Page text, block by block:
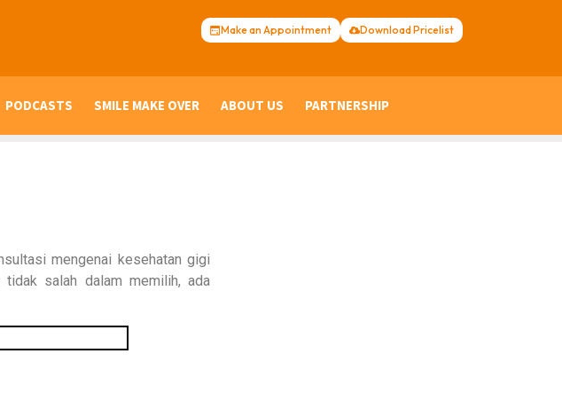
Download Pricelist
Make an Appointment
PODCASTS SMILE MAKE OVER ABOUT US PARTNERSHIP
mengenai kesehatan gigi
tidak salah dalam memilih, ada